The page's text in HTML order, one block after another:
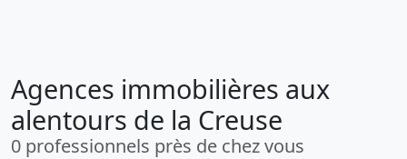
Agences immobilières aux
alentours de la Creuse
0 professionnels près de chez vous